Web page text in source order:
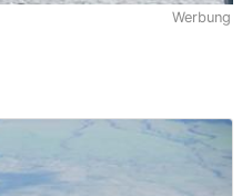
Werbung